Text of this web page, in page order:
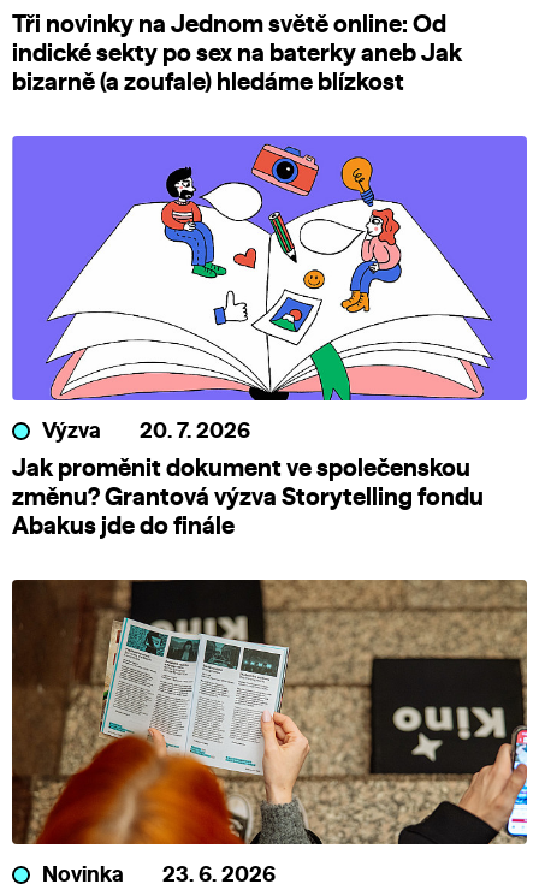
Tři novinky na Jednom světě online: Od
indické sekty po sex na baterky aneb Jak
bizarně (a zoufale) hledáme blízkost
Výzva 20. 7. 2026
Jak proměnit dokument ve společenskou
změnu? Grantová výzva Storytelling fondu
Abakus jde do finále
Novinka 23. 6. 2026